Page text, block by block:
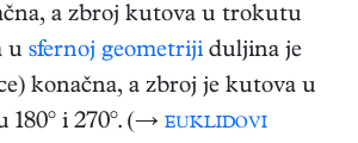
a zbroj kutova u trokutu
u sfernoj geometriji duljina je
konačna, a zbroj je kutova u
i 270°. (→ euklidovi